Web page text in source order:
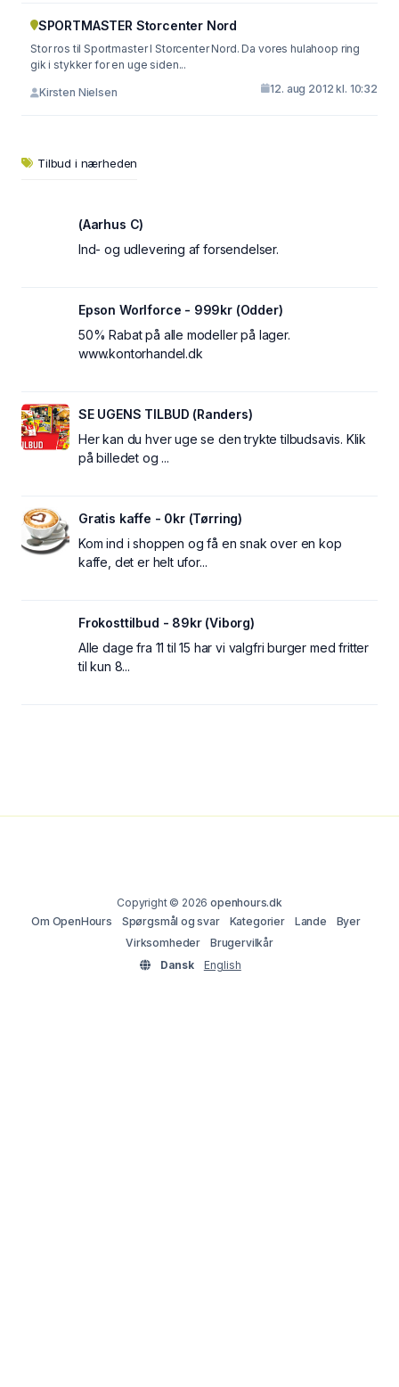
SPORTMASTER Storcenter Nord
Stor ros til Sportmaster I Storcenter Nord. Da vores hulahoop ring
gik i stykker for en uge siden...
Kirsten Nielsen 12. aug 2012 kl. 10:32
Tilbud i nærheden
(Aarhus C)
Ind- og udlevering af forsendelser.
Epson Worlforce - 999kr (Odder)
50% Rabat på alle modeller på lager.
www.kontorhandel.dk
SE UGENS TILBUD (Randers)
Her kan du hver uge se den trykte tilbudsavis. Klik
på billedet og ...
Gratis kaffe - 0kr (Tørring)
Kom ind i shoppen og få en snak over en kop
kaffe, det er helt ufor...
Frokosttilbud - 89kr (Viborg)
Alle dage fra 11 til 15 har vi valgfri burger med fritter
til kun 8...
Copyright © 2026openhours.dk
Om OpenHours
Spørgsmål og svar Kategorier Lande
Byer
Virksomheder
Brugervilkår
Dansk
English